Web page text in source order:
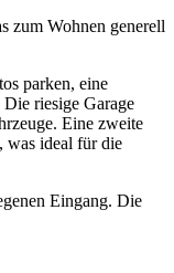
zum Wohnen generell
parken, eine
riesige Garage
Eine zweite
was ideal für die
Eingang. Die